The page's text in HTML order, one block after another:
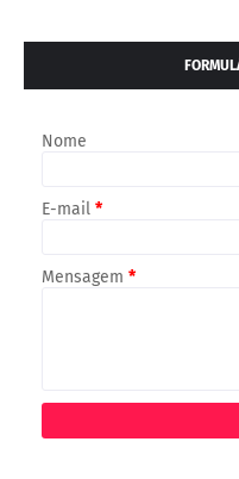
Nome
E-mail *
Mensagem *